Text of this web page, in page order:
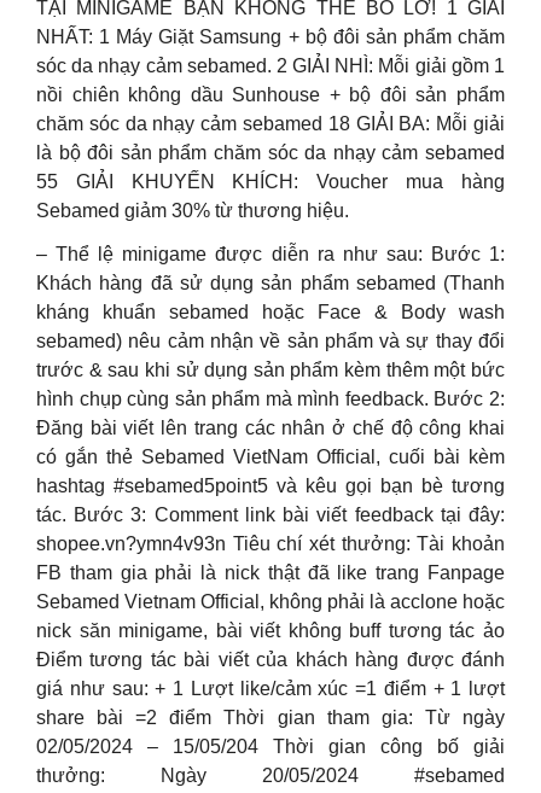
TẠI MINIGAME BẠN KHÔNG THỂ BỎ LỠ! 1 GIẢI
NHẤT: 1 Máy Giặt Samsung + bộ đôi sản phẩm chăm
sóc da nhạy cảm sebamed. 2 GIẢI NHÌ: Mỗi giải gồm 1
nồi chiên không dầu Sunhouse + bộ đôi sản phẩm
chăm sóc da nhạy cảm sebamed 18 GIẢI BA: Mỗi giải
là bộ đôi sản phẩm chăm sóc da nhạy cảm sebamed
55 GIẢI KHUYẾN KHÍCH: Voucher mua hàng
Sebamed giảm 30% từ thương hiệu.
– Thể lệ minigame được diễn ra như sau: Bước 1:
Khách hàng đã sử dụng sản phẩm sebamed (Thanh
kháng khuẩn sebamed hoặc Face & Body wash
sebamed) nêu cảm nhận về sản phẩm và sự thay đổi
trước & sau khi sử dụng sản phẩm kèm thêm một bức
hình chụp cùng sản phẩm mà mình feedback. Bước 2:
Đăng bài viết lên trang các nhân ở chế độ công khai
có gắn thẻ Sebamed VietNam Official, cuối bài kèm
hashtag #sebamed5point5 và kêu gọi bạn bè tương
tác. Bước 3: Comment link bài viết feedback tại đây:
shopee.vn?ymn4v93n Tiêu chí xét thưởng: Tài khoản
FB tham gia phải là nick thật đã like trang Fanpage
Sebamed Vietnam Official, không phải là acclone hoặc
nick săn minigame, bài viết không buff tương tác ảo
Điểm tương tác bài viết của khách hàng được đánh
giá như sau: + 1 Lượt like/cảm xúc =1 điểm + 1 lượt
share bài =2 điểm Thời gian tham gia: Từ ngày
02/05/2024 – 15/05/204 Thời gian công bố giải
thưởng: Ngày 20/05/2024 #sebamed